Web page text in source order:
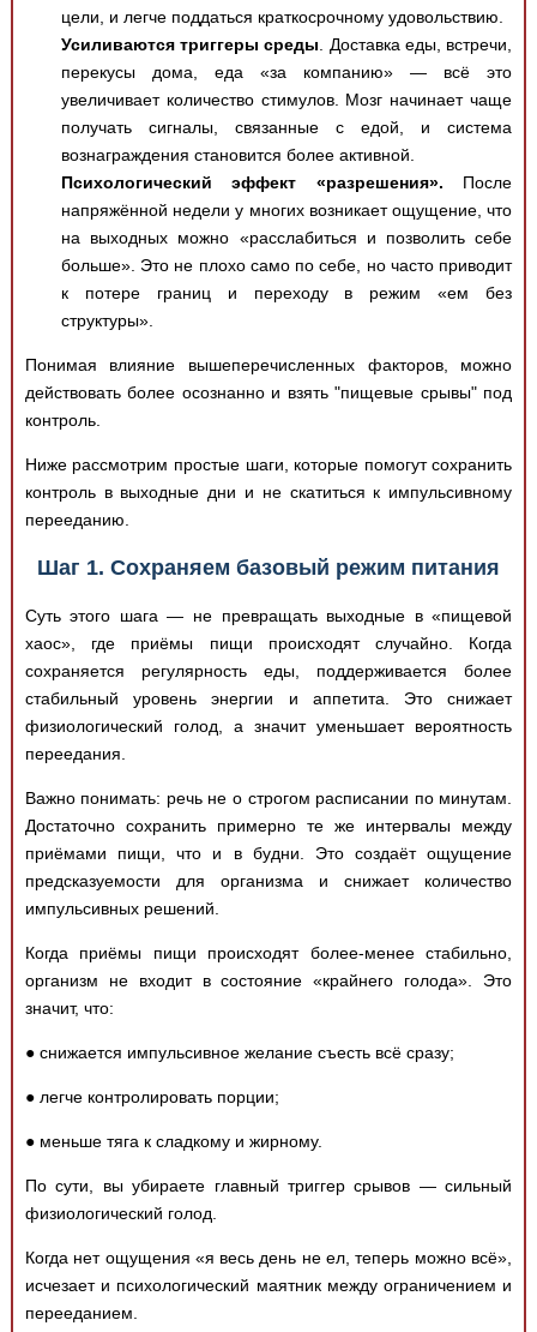
цели, и легче поддаться краткосрочному удовольствию.
Усиливаются триггеры среды . Доставка еды, встречи,
перекусы дома, еда «за компанию» — всё это
увеличивает количество стимулов. Мозг начинает чаще
получать сигналы, связанные с едой, и система
вознаграждения становится более активной.
Психологический эффект «разрешения». После
напряжённой недели у многих возникает ощущение, что
на выходных можно «расслабиться и позволить себе
больше». Это не плохо само по себе, но часто приводит
к потере границ и переходу в режим «ем без
структуры».
Понимая влияние вышеперечисленных факторов, можно
действовать более осознанно и взять "пищевые срывы" под
контроль.
Ниже рассмотрим простые шаги, которые помогут сохранить
контроль в выходные дни и не скатиться к импульсивному
перееданию.
Шаг 1. Сохраняем базовый режим питания
Суть этого шага — не превращать выходные в «пищевой
хаос», где приёмы пищи происходят случайно. Когда
сохраняется регулярность еды, поддерживается более
стабильный уровень энергии и аппетита. Это снижает
физиологический голод, а значит уменьшает вероятность
переедания.
Важно понимать: речь не о строгом расписании по минутам.
Достаточно сохранить примерно те же интервалы между
приёмами пищи, что и в будни. Это создаёт ощущение
предсказуемости для организма и снижает количество
импульсивных решений.
Когда приёмы пищи происходят более-менее стабильно,
организм не входит в состояние «крайнего голода». Это
значит, что:
● снижается импульсивное желание съесть всё сразу;
● легче контролировать порции;
● меньше тяга к сладкому и жирному.
По сути, вы убираете главный триггер срывов — сильный
физиологический голод.
Когда нет ощущения «я весь день не ел, теперь можно всё»,
исчезает и психологический маятник между ограничением и
перееданием.